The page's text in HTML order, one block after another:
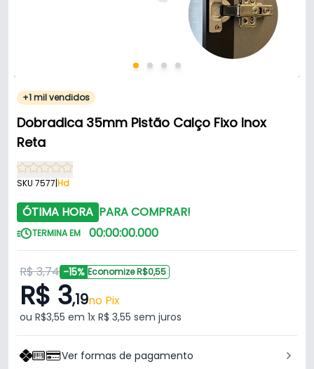
+1 mil vendidos
Dobradica 35mm Pistão Calço Fixo Inox
Reta
SKU 7577|Hd
ÓTIMA HORA PARA COMPRAR!
TERMINA EM 00:00:00.000
R$ 3,74 -15% Economize R$0,55
R$ 3,19no Pix
ou R$3,55 em 1x R$ 3,55 sem juros
Ver formas de pagamento